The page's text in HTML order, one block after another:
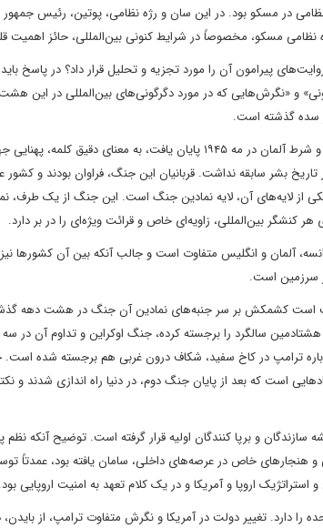
در مسکو بود. در این سان و رژه نظامی، پوتین، رئیس جمهور
مسکو، مخصوصاً در شرایط کنونی بین‌المللی، حائز اهمیت
پیرامون آن را مورد تجزیه و تحلیل قرار داد؟ در پاسخ باید
و «نگرش‌هایی که در مورد دگرگونی‌های بین‌المللی در این
سده گذشته است.
این جنگ که در ۱۹۳۹ با اشغال لهستان توسط هیتلر آغاز و با تسلیم بدون قید و شرط آلمان در مه ۱۹۴۵ پایان یافت، به
تاریخ بشر سابقه نداشت. قربانیان این جنگ، فراوان بودند و کشور
لایه‌های آن، لایه نمادین جنگ است. این جنگ از یک طرف،
کنشگر بین‌المللی، زاویه‌ای خاص و قرائت ویژه‌ای را در بر دارد.
آلمان و انگلیس متفاوت است و جالب آنکه بین آن کشورها
سرزمین است.
جالب است کشمکش بر سر جنبه‌های نمادین آن جنگ در هشت دهه
سالگرد را برجسته کرده، جنگ اوکراین و تداوم آن در
ترامپ در کاخ سفید، شکاف درون غربی هم برجسته شده است.
که بعد از پایان جنگ دوم، در دنیا راه اندازی شدند و
و برپا کنندگان اولیه قرار گرفته است. توضیح آنکه
و هنجارهای خاص در عرصه‌های داخلی، سامان یافته بود، عمدتاً
اروپا و آمریکا و در یک کلام تعهد به امنیت اروپایی بود.
دارد. تغییر دولت در آمریکا و نگرش متفاوت ترامپ، از بایدن،